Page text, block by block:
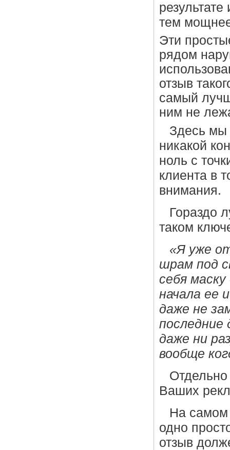
тем
Эти
рядом
отзыв
самый
ним не
Здесь
никакой
ноль с
клиента в
внимания.
Гораздо
таком
«Я уже
шрам под
себя
начала ее
даже не
последние
даже ни
вообще
Отдельно
Ваших
На самом
одно
отзыв